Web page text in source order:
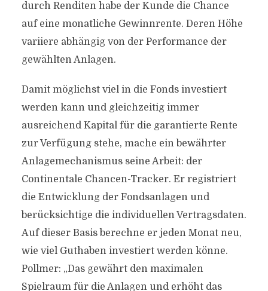
durch Renditen habe der Kunde die Chance
auf eine monatliche Gewinnrente. Deren Höhe
variiere abhängig von der Performance der
gewählten Anlagen.
Damit möglichst viel in die Fonds investiert
werden kann und gleichzeitig immer
ausreichend Kapital für die garantierte Rente
zur Verfügung stehe, mache ein bewährter
Anlagemechanismus seine Arbeit: der
Continentale Chancen-Tracker. Er registriert
die Entwicklung der Fondsanlagen und
berücksichtige die individuellen Vertragsdaten.
Auf dieser Basis berechne er jeden Monat neu,
wie viel Guthaben investiert werden könne.
Pollmer: „Das gewährt den maximalen
Spielraum für die Anlagen und erhöht das